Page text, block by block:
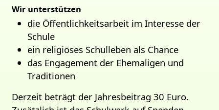
Wir unterstützen
die Öffentlichkeitsarbeit im Interesse der
Schule
ein religiöses Schulleben als Chance
das Engagement der Ehemaligen und
Traditionen
Derzeit beträgt der Jahresbeitrag 30 Euro.